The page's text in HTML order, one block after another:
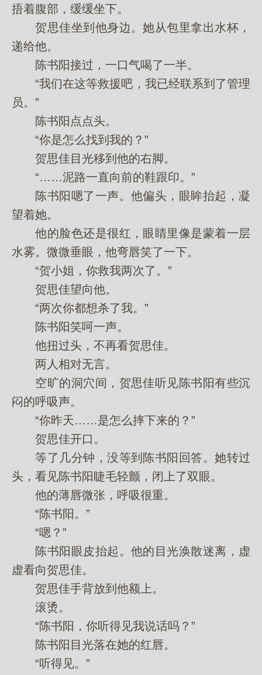
捂着腹部，缓缓坐下。
贺思佳坐到他身边。她从包里拿出水杯，
递给他。
陈书阳接过，一口气喝了一半。
“我们在这等救援吧，我已经联系到了管理
员。”
陈书阳点点头。
“你是怎么找到我的？”
贺思佳目光移到他的右脚。
“……泥路一直向前的鞋跟印。”
陈书阳嗯了一声。他偏头，眼眸抬起，凝
望着她。
他的脸色还是很红，眼睛里像是蒙着一层
水雾。微微垂眼，他弯唇笑了一下。
“贺小姐，你救我两次了。”
贺思佳望向他。
“两次你都想杀了我。”
陈书阳笑呵一声。
他扭过头，不再看贺思佳。
两人相对无言。
空旷的洞穴间，贺思佳听见陈书阳有些沉
闷的呼吸声。
“你昨天……是怎么摔下来的？”
贺思佳开口。
等了几分钟，没等到陈书阳回答。她转过
头，看见陈书阳睫毛轻颤，闭上了双眼。
他的薄唇微张，呼吸很重。
“陈书阳。”
“嗯？”
陈书阳眼皮抬起。他的目光涣散迷离，虚
虚看向贺思佳。
贺思佳手背放到他额上。
滚烫。
“陈书阳，你听得见我说话吗？”
陈书阳目光落在她的红唇。
“听得见。”